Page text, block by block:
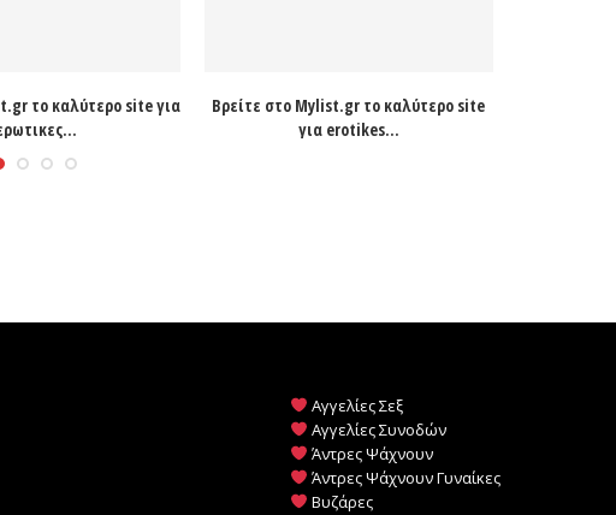
το καλύτερο site για
Βρείτε στο Mylist.gr το καλύτερο site
για erotikes...
Αγγελίες Σεξ
Αγγελίες Συνοδών
Άντρες Ψάχνουν
Άντρες Ψάχνουν Γυναίκες
Βυζάρες